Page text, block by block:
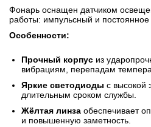
Фонарь оснащен датчиком
работы: импульсный и постоянное
Особенности:
Прочный корпус из
вибрациям, перепадам
Яркие светодиоды с высокой
длительным сроком службы.
Жёлтая линза обеспечивает
и повышенную заметность.